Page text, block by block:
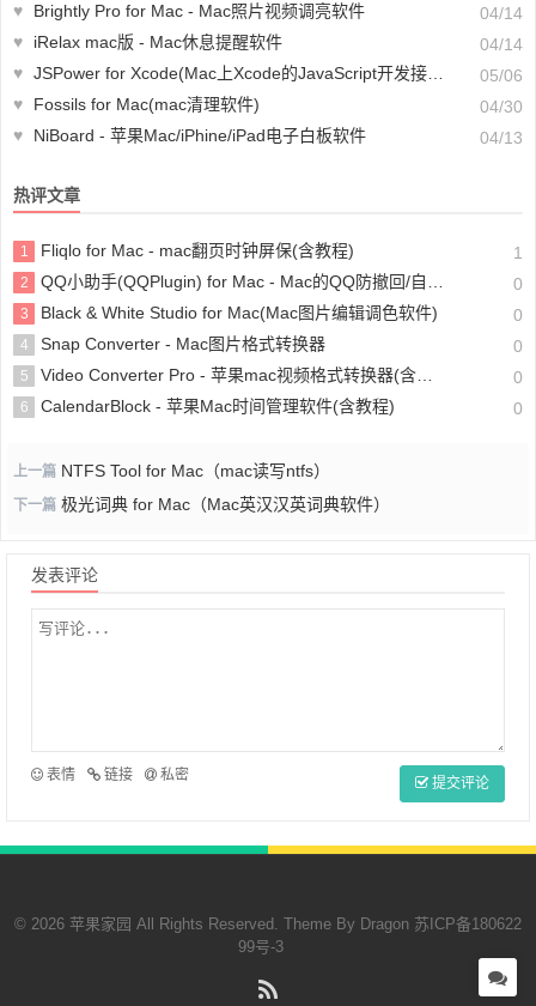
♥
Brightly Pro for Mac - Mac照片视频调亮软件
04/14
♥
iRelax mac版 - Mac休息提醒软件
04/14
♥ JSPower for Xcode(Mac上Xcode的JavaScript开发接口扩展)
05/06
♥
Fossils for Mac(mac清理软件)
04/30
♥
NiBoard - 苹果Mac/iPhine/iPad电子白板软件 04/13
热评文章
1 Fliqlo for Mac - mac翻页时钟屏保(含教程) 1
2 QQ小助手(QQPlugin) for Mac - Mac的QQ防撤回/自动回复/自动抢红包软件 0
3 Black & White Studio for Mac(Mac图片编辑调色软件) 0
4 Snap Converter - Mac图片格式转换器 0
5 Video Converter Pro - 苹果mac视频格式转换器(含教程) 0
6 CalendarBlock - 苹果Mac时间管理软件(含教程) 0
上一篇 NTFS Tool for Mac（mac读写ntfs）
下一篇 极光词‪典 for Mac（Mac英汉汉英词典软件）
发表评论
表情 链接 私密 提交评论
© 2026 苹果家园 All Rights Reserved. Theme By Dragon 苏ICP备180622
99号-3